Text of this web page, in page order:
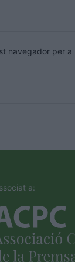
navegador per
a: